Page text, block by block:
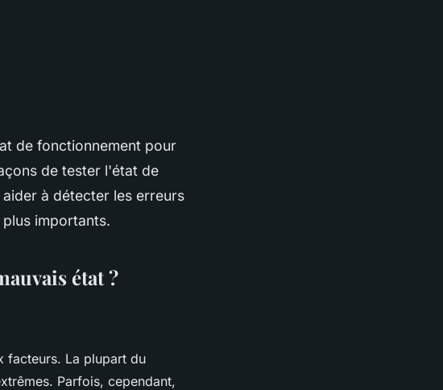
de fonctionnement pour
de tester l'état de
à détecter les erreurs
importants.
état ?
facteurs. La plupart du
Parfois, cependant,